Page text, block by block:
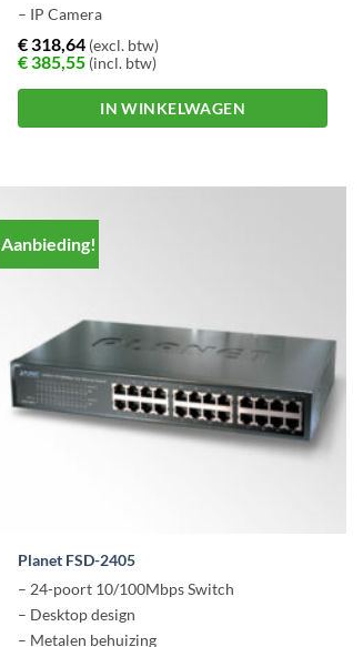
– IP Camera
€318,64 (excl. btw)
€385,55 (incl. btw)
IN WINKELWAGEN
Aanbieding!
Planet FSD-2405
– 24-poort 10/100Mbps Switch
– Desktop design
– Metalen behuizing